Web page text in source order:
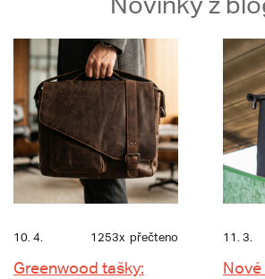
10. 4. 1253x přečteno
Greenwood tašky:
11. 3.